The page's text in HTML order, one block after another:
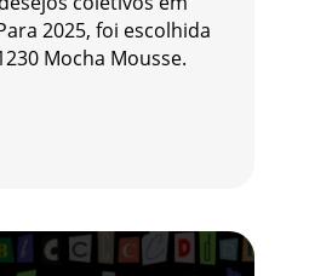
2025, foi escolhida
Mocha Mousse.